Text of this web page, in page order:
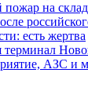
на
есть жертва
терминал
АЗС и